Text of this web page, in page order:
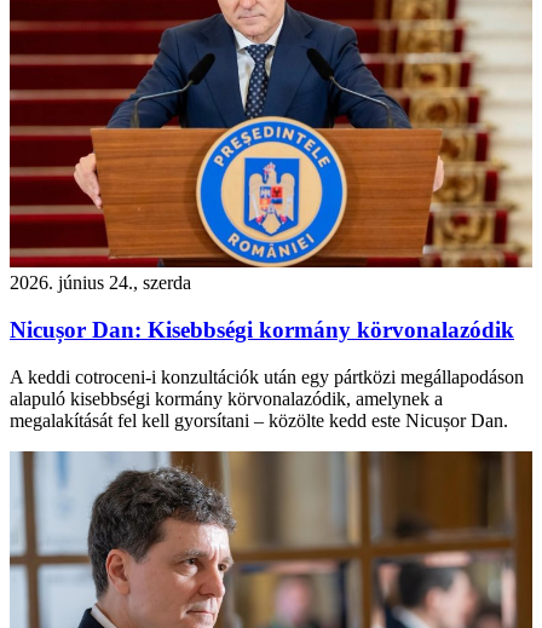
2026. június 24., szerda
Nicușor Dan: Kisebbségi kormány körvonalazódik
A keddi cotroceni-i konzultációk után egy pártközi megállapodáson
alapuló kisebbségi kormány körvonalazódik, amelynek a
megalakítását fel kell gyorsítani – közölte kedd este Nicușor Dan.